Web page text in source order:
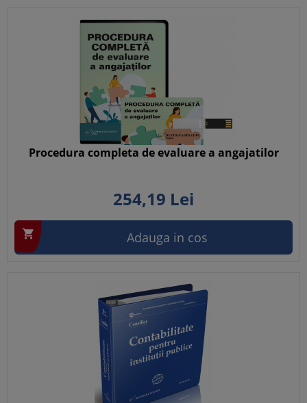
Procedura completa de evaluare a angajatilor
254,19 Lei
 Adauga in cos